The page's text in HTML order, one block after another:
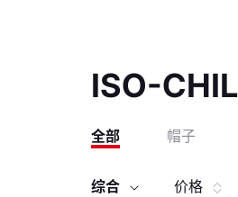
ISO-
全部 帽子
综合 价格